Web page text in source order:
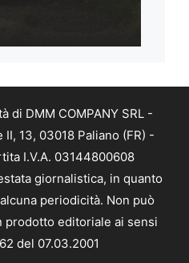
di DMM COMPANY SRL -
13, 03018 Paliano (FR) -
I.V.A. 03144800608
giornalistica, in quanto
periodicità. Non può
editoriale ai sensi
del 07.03.2001